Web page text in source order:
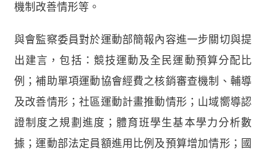
機制改善情形等。
與會監察委員對於運動部簡報內容進一步關切與提
出建言，包括：競技運動及全民運動預算分配比
例；補助單項運動協會經費之核銷審查機制、輔導
及改善情形；社區運動計畫推動情形；山域嚮導認
證制度之規劃進度；體育班學生基本學力分析數
據；運動部法定員額進用比例及預算增加情形；國